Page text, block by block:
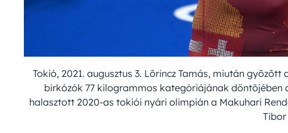
Tokió, 2021. augusztus 3. Lõrincz Tamás, miután
birkózók 77 kilogrammos kategóriájának
halasztott 2020-as tokiói nyári olimpián a Makuhari
Tibor